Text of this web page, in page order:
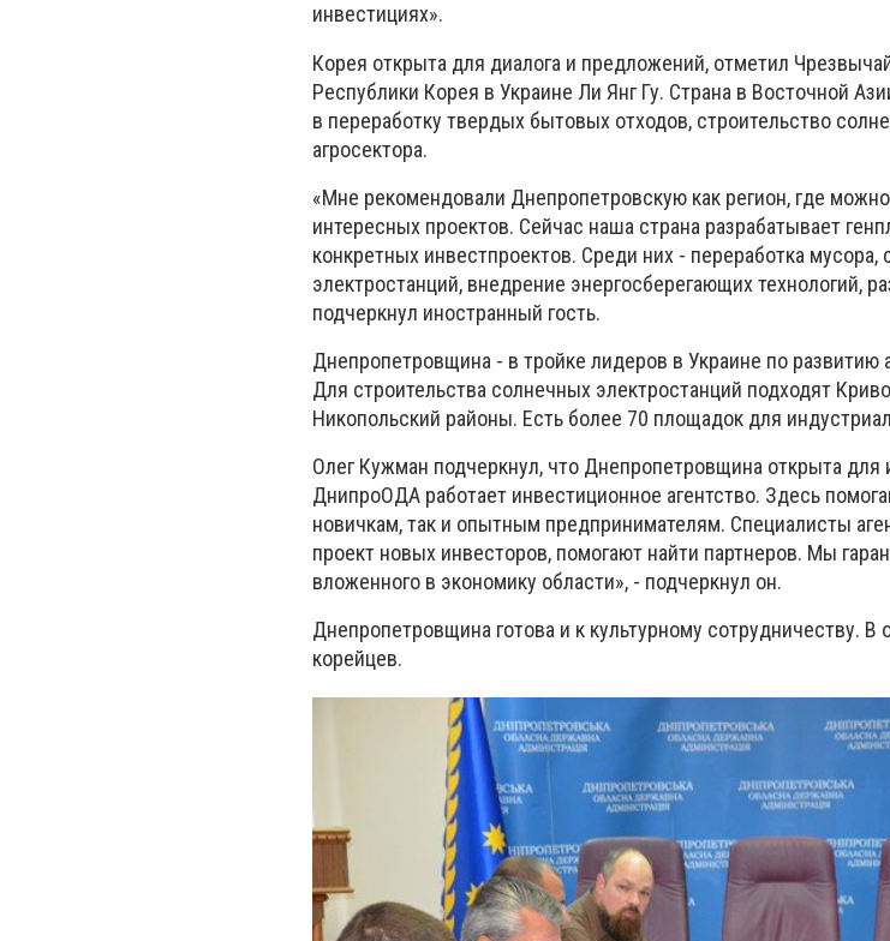
инвестициях».
Корея открыта для диалога и предложений, отметил
Республики Корея в Украине Ли Янг Гу. Страна в Восточной
в переработку твердых бытовых отходов, строительство
агросектора.
«Мне рекомендовали Днепропетровскую как регион, где
интересных проектов. Сейчас наша страна разрабатывает
конкретных инвестпроектов. Среди них - переработка мусора,
электростанций, внедрение энергосберегающих технологий,
подчеркнул иностранный гость.
Днепропетровщина - в тройке лидеров в Украине по
Для строительства солнечных электростанций подходят
Никопольский районы. Есть более 70 площадок для
Олег Кужман подчеркнул, что Днепропетровщина открыта для
ДнипроОДА работает инвестиционное агентство. Здесь
новичкам, так и опытным предпринимателям. Специалисты
проект новых инвесторов, помогают найти партнеров. Мы
вложенного в экономику области», - подчеркнул он.
Днепропетровщина готова и к культурному сотрудничеству.
корейцев.